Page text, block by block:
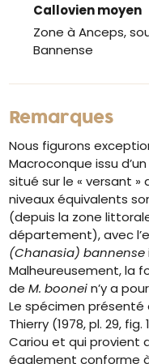
Callovien moyen
Zone à Anceps,
Bannense
Remarques
Nous figurons
Macroconque issu
situé sur le « versant »
niveaux équivalents
(depuis la zone
département), avec
(Chanasia) bannense
Malheureusement, la
deM. boonein’y a
Le spécimen
Thierry (1978, pl. 29,
Cariou et qui provient
également conforme